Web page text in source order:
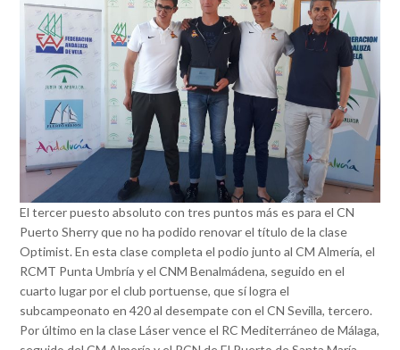
El tercer puesto absoluto con tres puntos más es para el CN
Puerto Sherry que no ha podido renovar el título de la clase
Optimist. En esta clase completa el podio junto al CM Almería, el
RCMT Punta Umbría y el CNM Benalmádena, seguido en el
cuarto lugar por el club portuense, que sí logra el
subcampeonato en 420 al desempate con el CN Sevilla, tercero.
Por último en la clase Láser vence el RC Mediterráneo de Málaga,